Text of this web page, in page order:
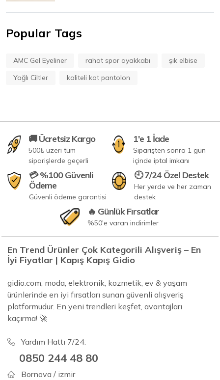
Popular Tags
AMC Gel Eyeliner rahat spor ayakkabı
şık elbise
Yağlı Ciltler
kaliteli kot pantolon
🚚 Ücretsiz Kargo
500₺ üzeri tüm
siparişlerde geçerli
1'e 1 İade
Siparişten sonra 1 gün
içinde iptal imkanı
💳 %100 Güvenli
Ödeme
Güvenli ödeme garantisi
🕘 7/24 Özel Destek
Her yerde ve her zaman
destek
🔥 Günlük Fırsatlar
%50'e varan indirimler
En Trend Ürünler Çok Kategorili Alışveriş – En
İyi Fiyatlar | Kapış Kapış Gidio
gidio.com, moda, elektronik, kozmetik, ev & yaşam
ürünlerinde en iyi fırsatları sunan güvenli alışveriş
platformudur. En yeni trendleri keşfet, avantajları
kaçırma! 🚀
Yardım Hattı 7/24:
0850 244 48 80
Bornova / izmir